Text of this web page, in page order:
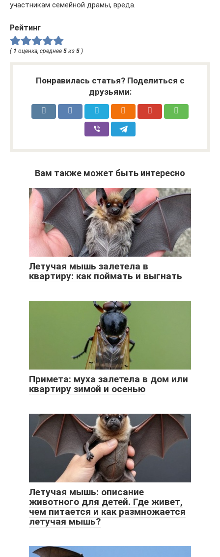
участникам семейной драмы, вреда.
Рейтинг
( 1 оценка, среднее 5 из 5 )
Понравилась статья? Поделиться с
друзьями:
Вам также может быть интересно
Летучая мышь залетела в
квартиру: как поймать и выгнать
Примета: муха залетела в дом или
квартиру зимой и осенью
Летучая мышь: описание
животного для детей. Где живет,
чем питается и как размножается
летучая мышь?